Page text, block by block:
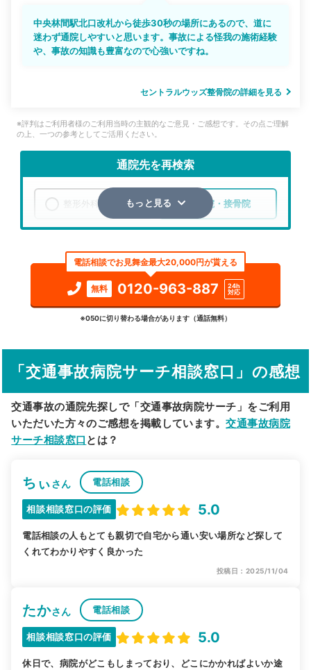
中央林間駅北口改札から徒歩30秒の場所にあるので、道に
迷わず通院しやすいと思います。事故による怪我の施術経験
や、事故の知識も豊富なので心強いですね。
セントラルウッズ整骨院の詳細を見る
※評判はご利用者様のご利用当時の主観的なご意見・ご感想です。その点ご理解
の上、一つの参考としてご活用ください。
通院先を再検索
整形外科 整骨院・接骨院
検索する
詳細条件で絞り込む
駅から探す 院名から探す
もっと見る
電話相談でお見舞金最大20,000円が貰える
無料 0120-963-887
24h
対応
※050に切り替わる場合があります（通話無料）
「交通事故病院サーチ相談窓口」の感想
交通事故の通院先探しで「交通事故病院サーチ」をご利用
いただいた方々のご感想を掲載しています。交通事故病院
サーチ相談窓口 とは？
ちぃさん 電話相談
相談相談窓口の評価 5.0
電話相談の人もとても親切で自宅から通い安い場所など探して
くれてわかりやすく良かった
投稿日：2025/11/04
たかさん 電話相談
相談相談窓口の評価 5.0
休日で、病院がどこもしまっており、どこにかかればよいか途